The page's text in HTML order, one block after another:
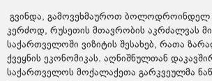
გვინდა, გამოვეხმაუროთ ბოლოდროინდელ
კერძოდ, რუსეთის მთავრობის აკრძალვას
საქართველოში ვიზიტის შესახებ, რათა
ქვეყნის ეკონომიკას. აღნიშნულთან
საქართველოს მოქალაქეთა გარკვეულმა